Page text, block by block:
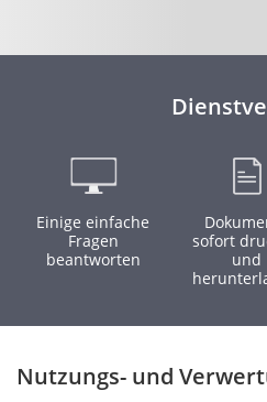
Einige einfache
Fragen
beantworten
sofort
und
Nutzungs- und